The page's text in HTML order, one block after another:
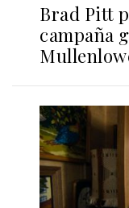
Brad Pitt
campaña